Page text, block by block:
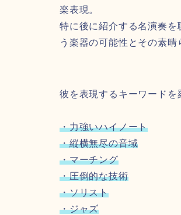
楽表現。
特に後に紹介する名演奏
う楽器の可能性とその素
彼を表現するキーワードを
・力強いハイノート
・縦横無尽の音域
・マーチング
・圧倒的な技術
・ソリスト
・ジャズ